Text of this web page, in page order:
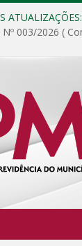
ATUALIZAÇÕES: